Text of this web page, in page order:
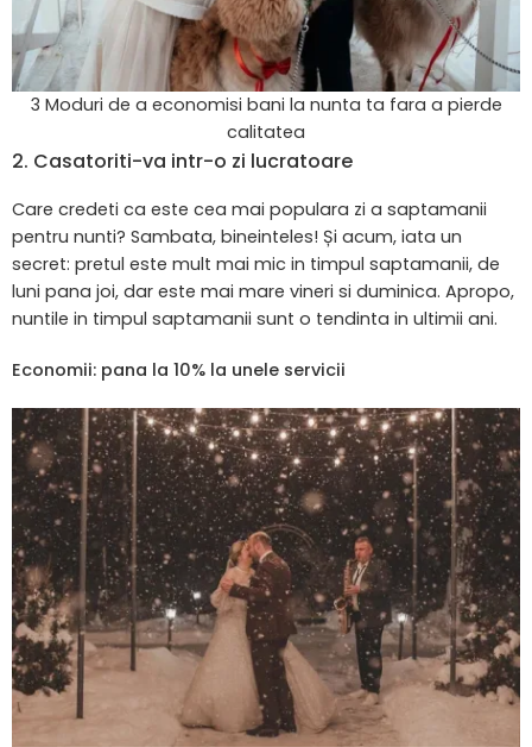
3 Moduri de a economisi bani la nunta ta fara a pierde
calitatea
2. Casatoriti-va intr-o zi lucratoare
Care credeti ca este cea mai populara zi a saptamanii
pentru nunti? Sambata, bineinteles! Și acum, iata un
secret: pretul este mult mai mic in timpul saptamanii, de
luni pana joi, dar este mai mare vineri si duminica. Apropo,
nuntile in timpul saptamanii sunt o tendinta in ultimii ani.
Economii: pana la 10% la unele servicii